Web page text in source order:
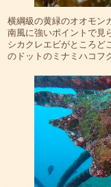
横綱級の黄緑のオオモン
南風に強いポイントで見
シカクレエビがところど
のドットのミナミハコフ